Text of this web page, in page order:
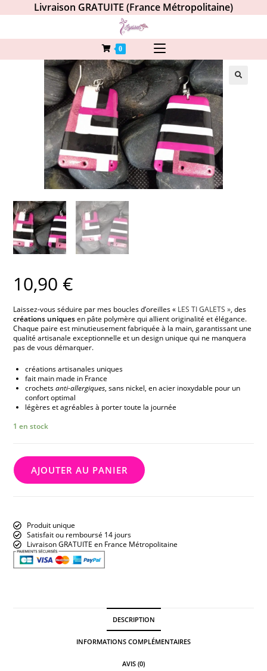
Livraison GRATUITE (France Métropolitaine)
0
10,90 €
Laissez-vous séduire par mes boucles d’oreilles « LES TI GALETS », des
créations uniquesen pâte polymère qui allient originalité et élégance.
Chaque paire est minutieusement fabriquée à la main, garantissant une
qualité artisanale exceptionnelle et un design unique qui ne manquera
pas de vous démarquer.
créations artisanales uniques
fait main made in France
crochetsanti-allergiques, sans nickel, en acier inoxydable pour un
confort optimal
légères et agréables à porter toute la journée
1 en stock
AJOUTER AU PANIER
Produit unique
Satisfait ou remboursé 14 jours
Livraison GRATUITE en France Métropolitaine
DESCRIPTION
INFORMATIONS COMPLÉMENTAIRES
AVIS (0)